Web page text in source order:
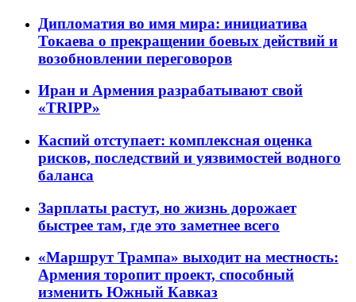
Дипломатия во имя мира: инициатива
Токаева о прекращении боевых действий и
возобновлении переговоров
Иран и Армения разрабатывают свой
«TRIPP»
Каспий отступает: комплексная оценка
рисков, последствий и уязвимостей водного
баланса
Зарплаты растут, но жизнь дорожает
быстрее там, где это заметнее всего
«Маршрут Трампа» выходит на местность:
Армения торопит проект, способный
изменить Южный Кавказ